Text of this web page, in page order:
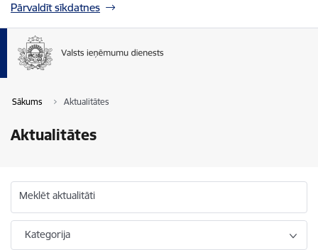
Pārvaldīt sīkdatnes
Sākums Aktualitātes
Aktualitātes
Meklēt aktualitāti
Kategorija